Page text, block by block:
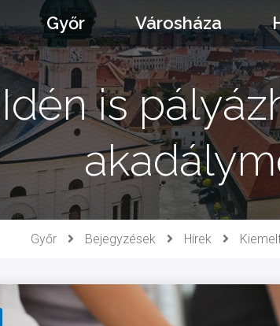
Győr Városháza
Idén is
Győr Bejegyzések Hírek